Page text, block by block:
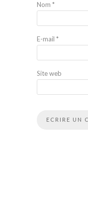
Nom *
E-mail *
Site web